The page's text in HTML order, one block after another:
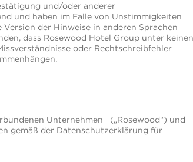
und/oder anderer
und haben im Falle von Unstimmigkeiten
der Hinweise in anderen Sprachen
dass Rosewood Hotel Group unter keinen
oder Rechtschreibfehler
Unternehmen („Rosewood“) und
gemäß der Datenschutzerklärung für